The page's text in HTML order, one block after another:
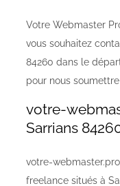
Votre Webmaster
vous souhaitez
84260 dans le
pour nous
votre-
Sarrians
votre-
freelance situés à